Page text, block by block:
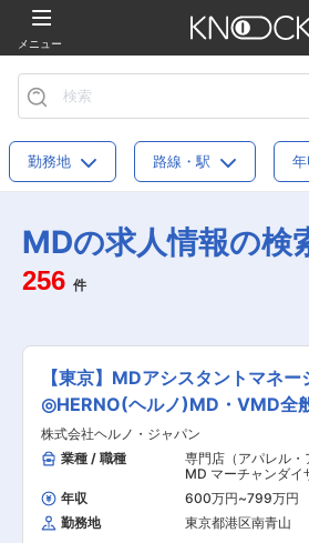
メニュー
勤務地 路線・駅 年
MDの求人情報の検
256 件
【東京】MDアシスタントマネー
◎HERNO(ヘルノ)MD・VMD全
かせる◎
株式会社ヘルノ・ジャパン
業種 / 職種
専門店（アパレル・
MD マーチャンダイ
年収
600万円~799万円
勤務地
東京都港区南青山